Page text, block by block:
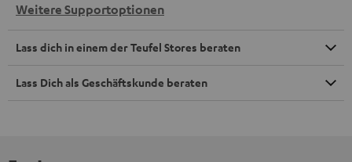
Weitere Supportoptionen
Lass dich in einem der Teufel Stores beraten
Lass Dich als Geschäftskunde beraten